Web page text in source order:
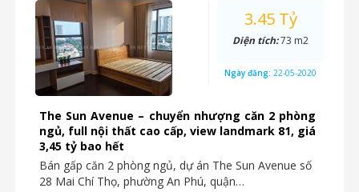
The Sun Avenue – chuyển nhượng căn 2 phòng
ngủ, full nội thất cao cấp, view landmark 81, giá
3,45 tỷ bao hết
Bán gấp căn 2 phòng ngủ, dự án The Sun Avenue số
28 Mai Chí Thọ, phường An Phú, quận…
3.45 Tỷ
Diện tích:73 m2
Ngày đăng: 22-05-2020